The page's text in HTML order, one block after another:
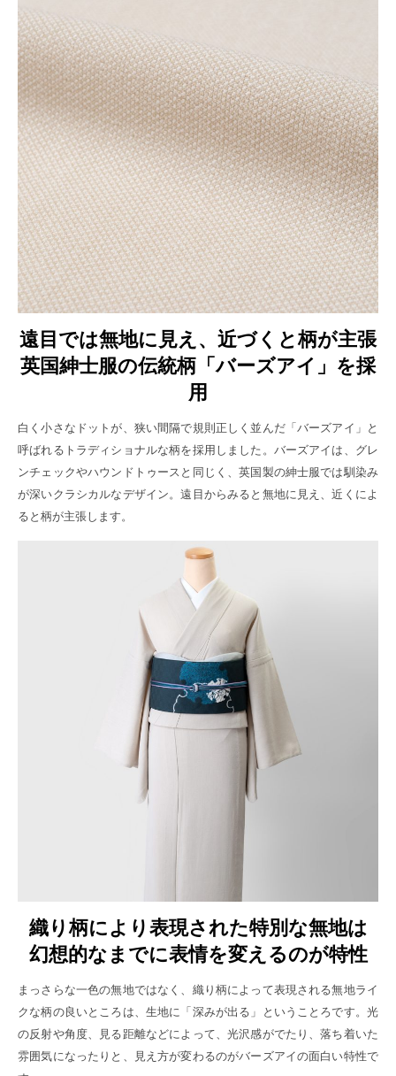
遠目では無地に見え、近づくと柄が主張
英国紳士服の伝統柄「バーズアイ」を採
用
白く小さなドットが、狭い間隔で規則正しく並んだ「バーズアイ」と
呼ばれるトラディショナルな柄を採用しました。バーズアイは、グレ
ンチェックやハウンドトゥースと同じく、英国製の紳士服では馴染み
が深いクラシカルなデザイン。遠目からみると無地に見え、近くによ
ると柄が主張します。
織り柄により表現された特別な無地は
幻想的なまでに表情を変えるのが特性
まっさらな一色の無地ではなく、織り柄によって表現される無地ライ
クな柄の良いところは、生地に「深みが出る」ということろです。光
の反射や角度、見る距離などによって、光沢感がでたり、落ち着いた
雰囲気になったりと、見え方が変わるのがバーズアイの面白い特性で